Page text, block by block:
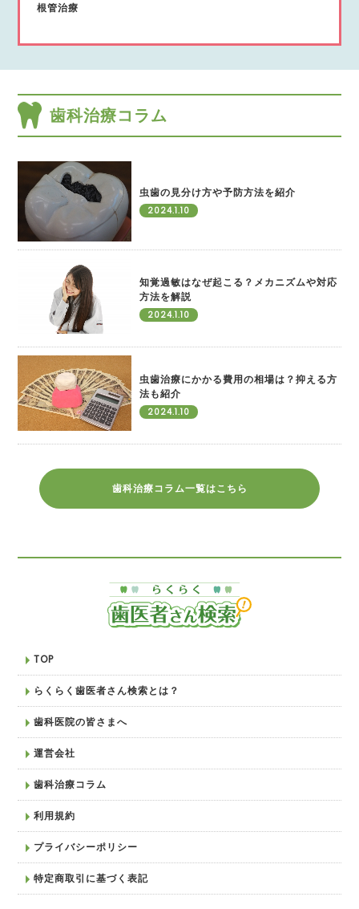
根管治療
歯科治療コラム
虫歯の見分け方や予防方法を紹介
2024.1.10
知覚過敏はなぜ起こる？メカニズムや対応
方法を解説
2024.1.10
虫歯治療にかかる費用の相場は？抑える方
法も紹介
2024.1.10
歯科治療コラム一覧はこちら
TOP
らくらく歯医者さん検索とは？
歯科医院の皆さまへ
運営会社
歯科治療コラム
利用規約
プライバシーポリシー
特定商取引に基づく表記